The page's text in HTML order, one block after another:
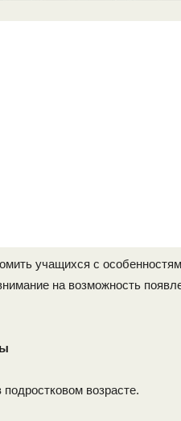
учащихся с
на возможность
возрасте.